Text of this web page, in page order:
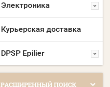
Электроника
Курьерская доставка
DPSP Epilier
РАСШИРЕННЫЙ ПОИСК